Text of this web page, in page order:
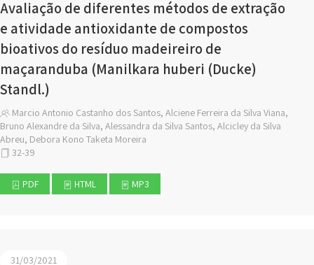
Avaliação de diferentes métodos de extração
e atividade antioxidante de compostos
bioativos do resíduo madeireiro de
maçaranduba (Manilkara huberi (Ducke)
Standl.)
Marcio Antonio Castanho dos Santos, Alciene Ferreira da Silva Viana,
Bruno Alexandre da Silva, Alessandra da Silva Santos, Alcicley da Silva
Abreu, Debora Kono Taketa Moreira
32-39
PDF HTML MP3
31/03/2021